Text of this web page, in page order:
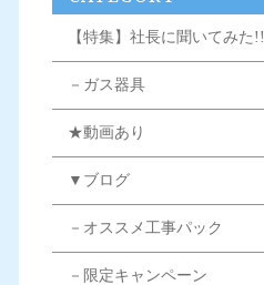
【特集】社長に聞いてみた!!
－ガス器具
★動画あり
▼ブログ
－オススメ工事パック
－限定キャンペーン